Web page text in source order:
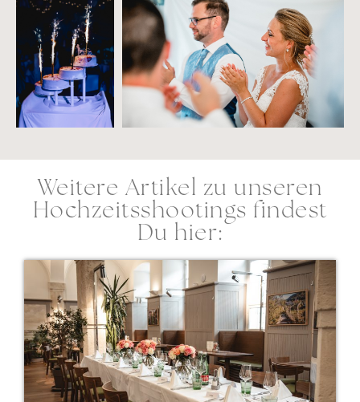
Weitere Artikel zu unseren
Hochzeitsshootings findest
Du hier: